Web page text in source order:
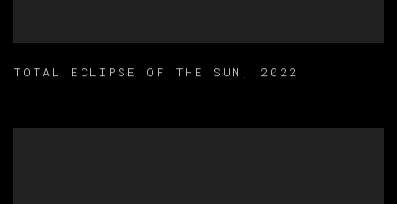
TOTAL ECLIPSE OF THE SUN , 2022